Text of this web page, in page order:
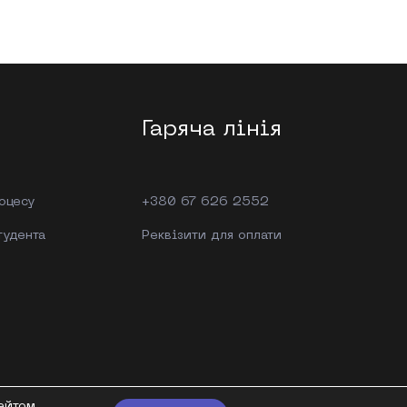
Гаряча лінія
+380 67 626 2552
Реквізити для оплати